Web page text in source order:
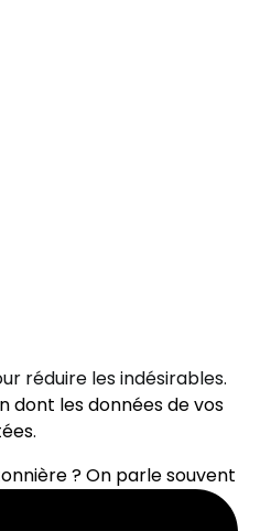
réduire les indésirables.
dont les données de vos
.
? On parle souvent